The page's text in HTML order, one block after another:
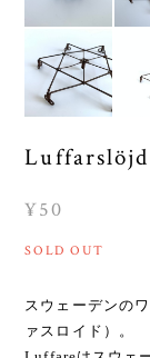
¥50
SOLD OUT
スウェーデンの
ァスロイド）。